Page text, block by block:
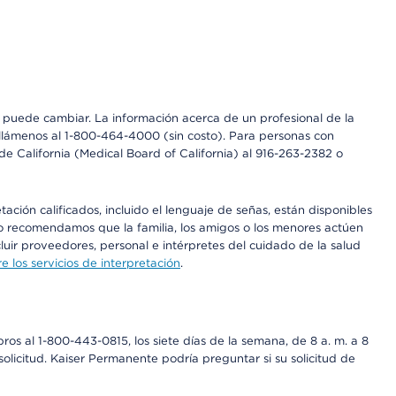
cambiar. La información acerca de un profesional de la
al 1-800-464-4000 (sin costo). Para personas con
California (Medical Board of California) al 916-263-2382 o
calificados, incluido el lenguaje de señas, están disponibles
que la familia, los amigos o los menores actúen
proveedores, personal e intérpretes del cuidado de la salud
los servicios de interpretación.
al 1-800-443-0815, los siete días de la semana, de 8 a. m. a 8
Kaiser Permanente podría preguntar si su solicitud de